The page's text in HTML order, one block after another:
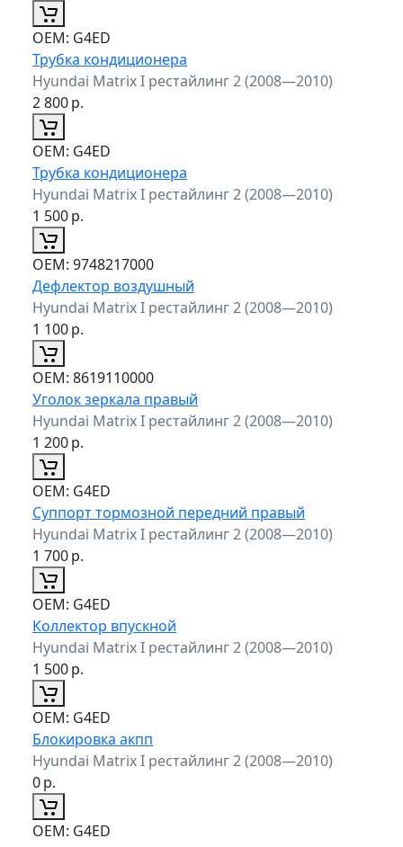
ОЕМ: G4ED
Трубка кондиционера
Hyundai Matrix I рестайлинг 2 (2008—2010)
2 800р.
ОЕМ: G4ED
Трубка кондиционера
Hyundai Matrix I рестайлинг 2 (2008—2010)
1 500р.
ОЕМ: 9748217000
Дефлектор воздушный
Hyundai Matrix I рестайлинг 2 (2008—2010)
1 100р.
ОЕМ: 8619110000
Уголок зеркала правый
Hyundai Matrix I рестайлинг 2 (2008—2010)
1 200р.
ОЕМ: G4ED
Суппорт тормозной передний правый
Hyundai Matrix I рестайлинг 2 (2008—2010)
1 700р.
ОЕМ: G4ED
Коллектор впускной
Hyundai Matrix I рестайлинг 2 (2008—2010)
1 500р.
ОЕМ: G4ED
Блокировка акпп
Hyundai Matrix I рестайлинг 2 (2008—2010)
0р.
ОЕМ: G4ED